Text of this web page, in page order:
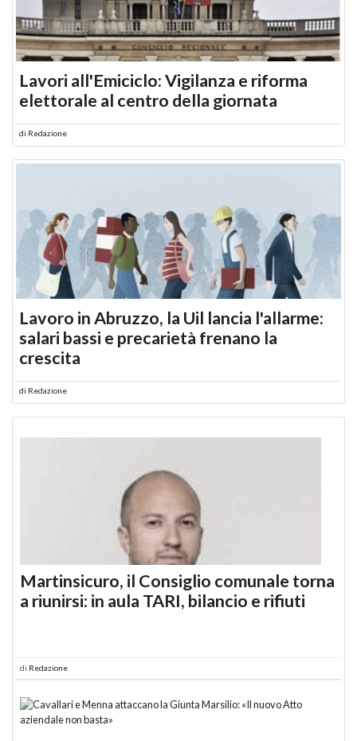
Lavori all'Emiciclo: Vigilanza e riforma
elettorale al centro della giornata
di Redazione
Lavoro in Abruzzo, la Uil lancia l'allarme:
salari bassi e precarietà frenano la
crescita
di Redazione
Martinsicuro, il Consiglio comunale torna
a riunirsi: in aula TARI, bilancio e rifiuti
di Redazione